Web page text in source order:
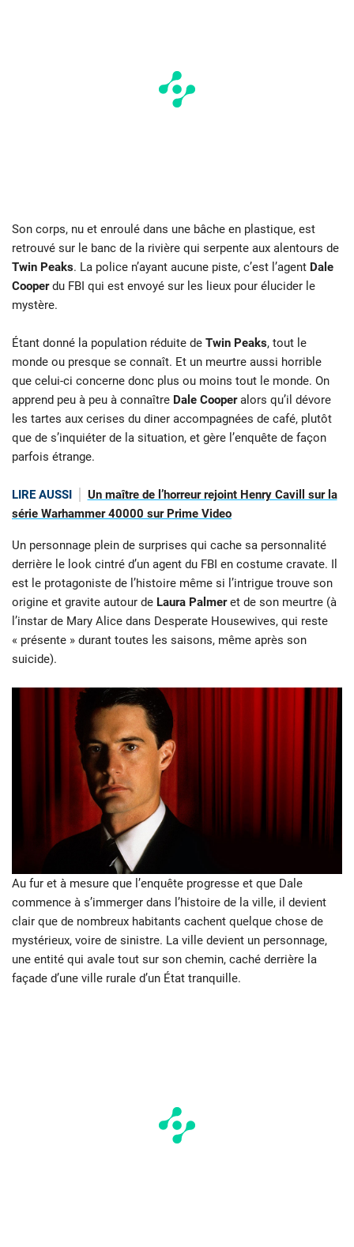
Son corps, nu et enroulé dans une bâche en plastique, est
retrouvé sur le banc de la rivière qui serpente aux alentours de
Twin Peaks. La police n’ayant aucune piste, c’est l’agent Dale
Cooperdu FBI qui est envoyé sur les lieux pour élucider le
mystère.
Étant donné la population réduite de Twin Peaks, tout le
monde ou presque se connaît. Et un meurtre aussi horrible
que celui-ci concerne donc plus ou moins tout le monde. On
apprend peu à peu à connaître Dale Cooperalors qu’il dévore
les tartes aux cerises du diner accompagnées de café, plutôt
que de s’inquiéter de la situation, et gère l’enquête de façon
parfois étrange.
LIRE AUSSI
Un maître de l’horreur rejoint Henry Cavill sur la
série Warhammer 40000 sur Prime Video
Un personnage plein de surprises qui cache sa personnalité
derrière le look cintré d’un agent du FBI en costume cravate. Il
est le protagoniste de l’histoire même si l’intrigue trouve son
origine et gravite autour de Laura Palmeret de son meurtre (à
l’instar de Mary Alice dans Desperate Housewives, qui reste
« présente » durant toutes les saisons, même après son
suicide).
Au fur et à mesure que l’enquête progresse et que Dale
commence à s’immerger dans l’histoire de la ville, il devient
clair que de nombreux habitants cachent quelque chose de
mystérieux, voire de sinistre. La ville devient un personnage,
une entité qui avale tout sur son chemin, caché derrière la
façade d’une ville rurale d’un État tranquille.